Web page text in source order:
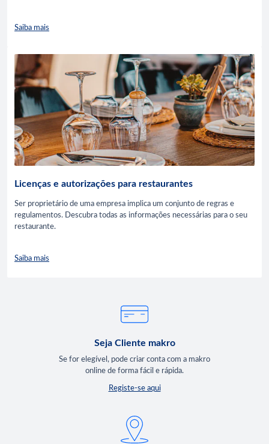
Saiba mais
Licenças e autorizações para restaurantes
Ser proprietário de uma empresa implica um conjunto de regras e
regulamentos. Descubra todas as informações necessárias para o seu
restaurante.
Saiba mais
Seja Cliente makro
Se for elegível, pode criar conta com a makro
online de forma fácil e rápida.
Registe-se aqui